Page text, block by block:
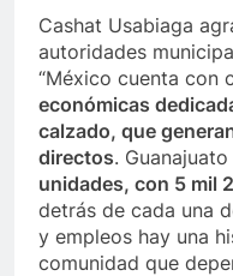
Cashat Usabiaga
autoridades
“México cuenta con
económicas
calzado, que
directos.
unidades, con 5 mil
detrás de cada una
y empleos hay una
comunidad que